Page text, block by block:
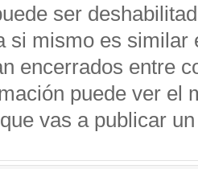
ser
si mismo es
encerrados entre
puede ver el
vas a publicar